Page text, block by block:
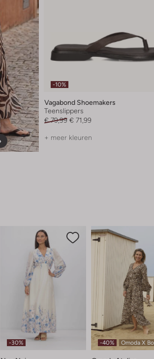
-10%
Vagabond Shoemakers
Teenslippers
€ 79,99 € 71,99
+ meer kleuren
-30% -40% Omoda X